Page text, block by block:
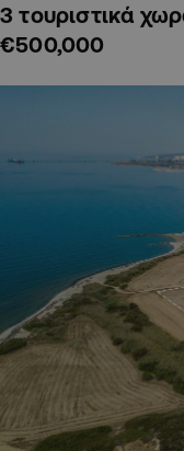
3 τουριστικά
€500,000